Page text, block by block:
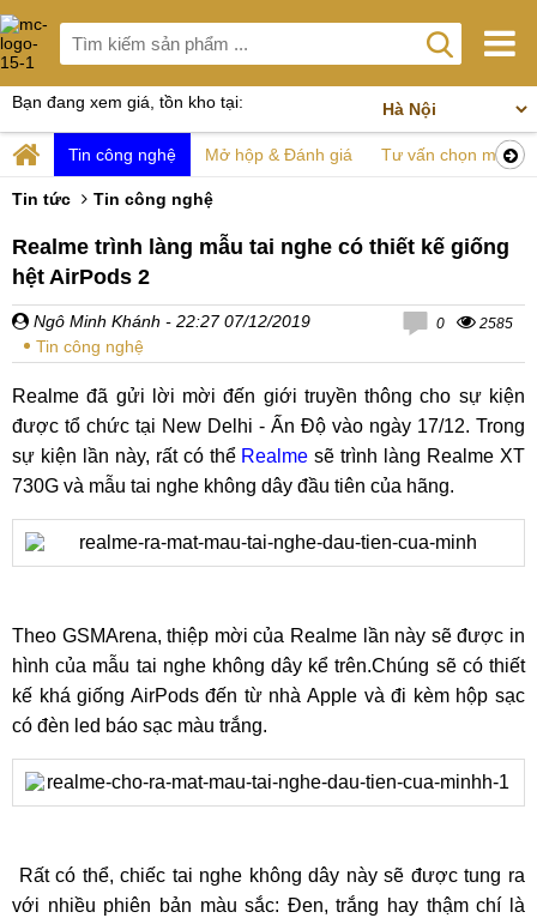
Bạn đang xem giá, tồn kho tại:
Tin công nghệ Mở hộp & Đánh giá Tư vấn chọn mua
Tin tức Tin công nghệ
Realme trình làng mẫu tai nghe có thiết kế giống
hệt AirPods 2
Ngô Minh Khánh - 22:27 07/12/2019
Tin công nghệ
0 2585
Realme đã gửi lời mời đến giới truyền thông cho sự kiện
được tổ chức tại New Delhi - Ấn Độ vào ngày 17/12. Trong
sự kiện lần này, rất có thể Realme sẽ trình làng Realme XT
730G và mẫu tai nghe không dây đầu tiên của hãng.
Theo GSMArena, thiệp mời của Realme lần này sẽ được in
hình của mẫu tai nghe không dây kể trên.Chúng sẽ có thiết
kế khá giống AirPods đến từ nhà Apple và đi kèm hộp sạc
có đèn led báo sạc màu trắng.
Rất có thể, chiếc tai nghe không dây này sẽ được tung ra
với nhiều phiên bản màu sắc: Đen, trắng hay thậm chí là